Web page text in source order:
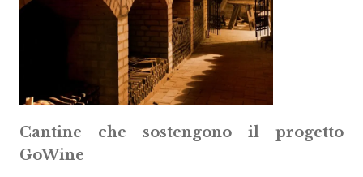
Cantine che sostengono il progetto
GoWine